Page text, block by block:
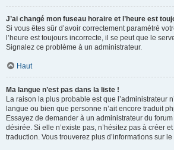
J’ai changé mon fuseau horaire et l’heure est
Si vous êtes sûr d’avoir correctement paramétré
l’heure est toujours incorrecte, il se peut que le
Signalez ce problème à un administrateur.
Haut
Ma langue n’est pas dans la liste !
La raison la plus probable est que l’administrateur
langue ou bien que personne n’ait encore traduit
Essayez de demander à un administrateur du
désirée. Si elle n’existe pas, n’hésitez pas à créer
traduction. Vous trouverez plus d’informations sur